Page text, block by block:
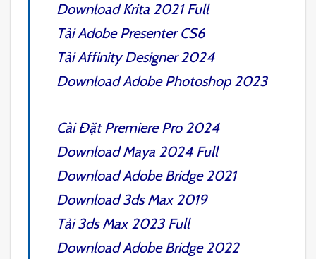
DownloadKrita 2021Full
TảiAdobe Presenter CS6
TảiAffinity Designer 2024
DownloadAdobe Photoshop 2023
Cài ĐặtPremiere Pro 2024
DownloadMaya 2024 Full
DownloadAdobe Bridge 2021
Download3ds Max 2019
Tải3ds Max 2023 Full
DownloadAdobe Bridge 2022